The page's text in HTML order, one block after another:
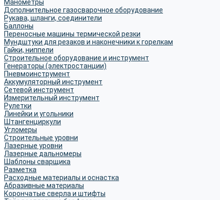
Манометры
Дополнительное газосварочное оборудование
Рукава, шланги, соединители
Баллоны
Переносные машины термической резки
Мундштуки для резаков и наконечники к горелкам
Гайки, ниппели
Строительное оборудование и инструмент
Генераторы (электростанции)
Пневмоинструмент
Аккумуляторный инструмент
Сетевой инструмент
Измерительный инструмент
Рулетки
Линейки и угольники
Штангенциркули
Угломеры
Строительные уровни
Лазерные уровни
Лазерные дальномеры
Шаблоны сварщика
Разметка
Расходные материалы и оснастка
Абразивные материалы
Корончатые сверла и штифты